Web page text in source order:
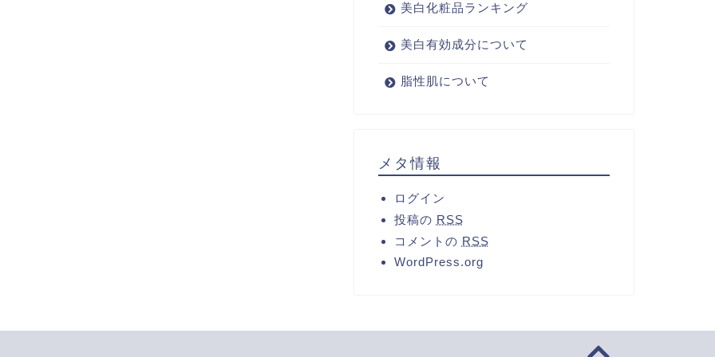
美白化粧品ランキング
美白有効成分について
脂性肌について
メタ情報
ログイン
投稿の RSS
コメントの RSS
WordPress.org